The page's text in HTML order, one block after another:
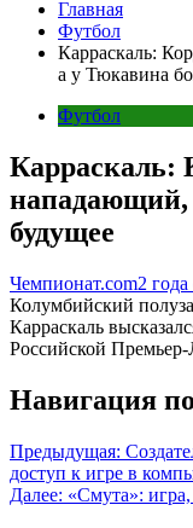
Главная
Футбол
Карраскаль:
а у Тюкавина
Футбол
Карраскаль:
нападающий,
будущее
Чемпионат.com2 года
Колумбийский
Карраскаль
Российской
Навигация
Предыдущая:
доступ к игре в
Далее: «Смута»: